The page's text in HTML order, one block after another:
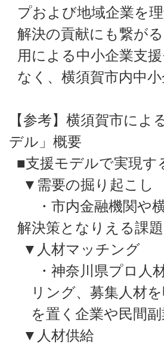
プおよび地域企業を
解決の貢献にも繋が
用による中小企業支
なく、横須賀市内中
【参考】横須賀市に
デル」概要
■支援モデルで実現す
▼需要の掘り起こし
・市内金融機関や
解決策となりえる課
▼人材マッチング
・神奈川県プロ人
リング、募集人材
を置く企業や民間
▼人材供給